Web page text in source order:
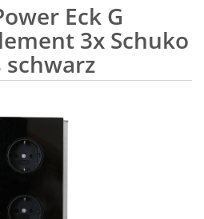
Eck G
3x Schuko
schwarz